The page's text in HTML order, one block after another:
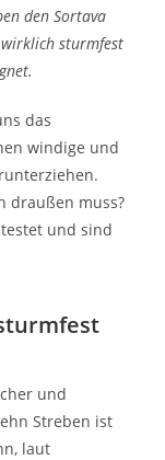
den Sortava
sturmfest
das
windige und
draußen muss?
und sind
und
Streben ist
laut